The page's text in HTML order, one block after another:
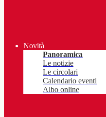
Novità
Panoramica
Le notizie
Le circolari
Calendario eventi
Albo online